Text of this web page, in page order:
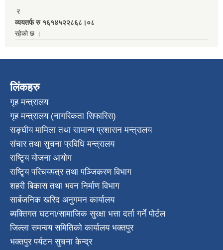
र
व्ययतर्फ रु १६१४५२२८६८।०८
रहेको छ ।
लिंकहरु
गृह मन्त्रालय
गृह मन्त्रालय (नागरिकता सिफारिस)
सङ्घीय मामिला तथा सामान्य प्रशासन मन्त्रालय
संचार तथा सुचना प्रविधि मन्त्रालय
राष्टि्ृय योजना आयोग
राष्टि्ृय परिचयपत्र तथा पञ्जिकरण विभाग
शहरी बिकास तथा भवन निर्माण विभाग
सार्बजनिक खरिद अनुगमन कार्यालय
ब्यक्तिगत घटना/सामाजिक सुरक्षा भत्ता दर्ता गर्ने पोर्टल
जिल्ला समन्वय समितिको कार्यालय भक्तपुर
भक्तपुर पर्यटन सुचना केन्द्र